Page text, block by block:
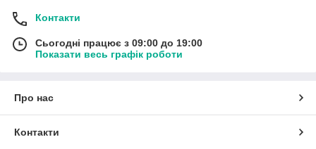
Контакти
Сьогодні працює з 09:00 до 19:00
Показати весь графік роботи
Про нас
Контакти